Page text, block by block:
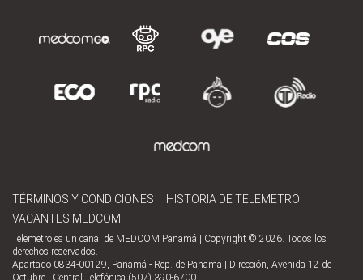
TÉRMINOS Y CONDICIONES
HISTORIA DE TELEMETRO
VACANTES MEDCOM
Telemetro es un canal de MEDCOM Panamá | Copyright © 2026. Todos los
derechos reservados.
Apartado 0834-00129, Panamá - Rep. de Panamá | Dirección, Avenida 12 de
Octubre | Central Telefónica (507) 390-6700